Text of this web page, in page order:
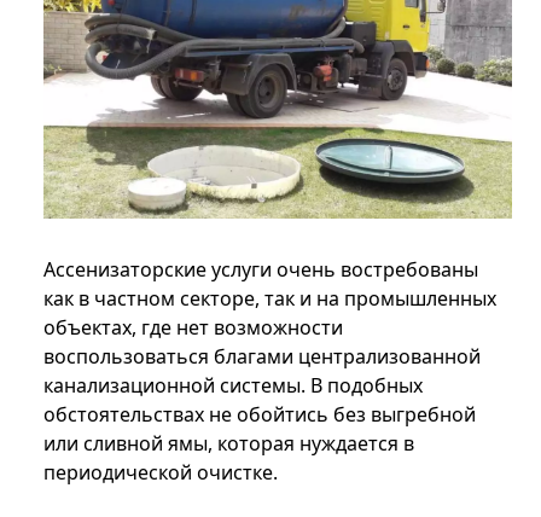
Ассенизаторские услуги очень востребованы
как в частном секторе, так и на промышленных
объектах, где нет возможности
воспользоваться благами централизованной
канализационной системы. В подобных
обстоятельствах не обойтись без выгребной
или сливной ямы, которая нуждается в
периодической очистке.